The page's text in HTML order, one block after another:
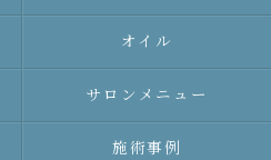
オイル
サロンメニュー
施術事例